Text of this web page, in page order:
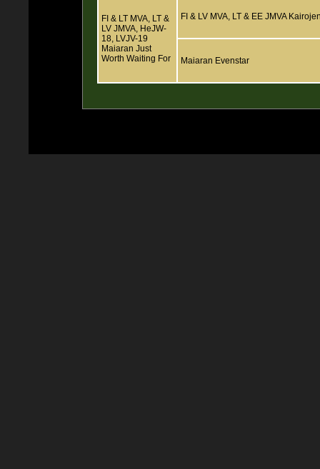
FI & LT MVA, LT &
LV JMVA, HeJW-
18, LVJV-19
Maiaran Just
Worth Waiting For
FI & LV MVA, LT & EE JMVA
Maiaran Evenstar